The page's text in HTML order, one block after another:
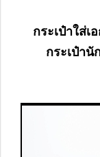
กระเป๋าใส่
กระเป๋า